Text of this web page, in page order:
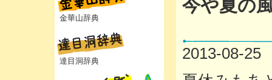
金華山辞典
達目洞辞典
今や夏の
2013-08-25